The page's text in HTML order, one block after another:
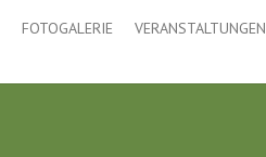
FOTOGALERIE VERANSTALTUNGEN